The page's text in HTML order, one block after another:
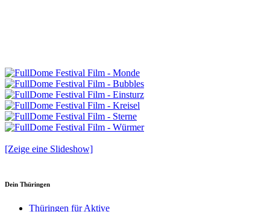
[Zeige eine Slideshow]
Dein Thüringen
Thüringen für Aktive